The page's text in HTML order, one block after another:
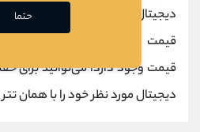
دیجیتال تتر تبدیل کنید که قیمت
قیمت را کاهش می دهد. دوباره،
قیمت وجود دارد، می‌توانید برای
دیجیتال مورد نظر خود را با همان
حتما